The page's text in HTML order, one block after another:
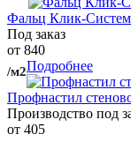
Фальц Клик-
Под заказ
от 840
/м2Подробнее
Профнастил
Производство под
от 405